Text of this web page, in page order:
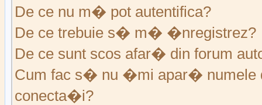
De ce nu m� pot autentifica?
De ce trebuie s� m� �nregistrez?
De ce sunt scos afar� din forum
Cum fac s� nu �mi apar� numele
conecta�i?